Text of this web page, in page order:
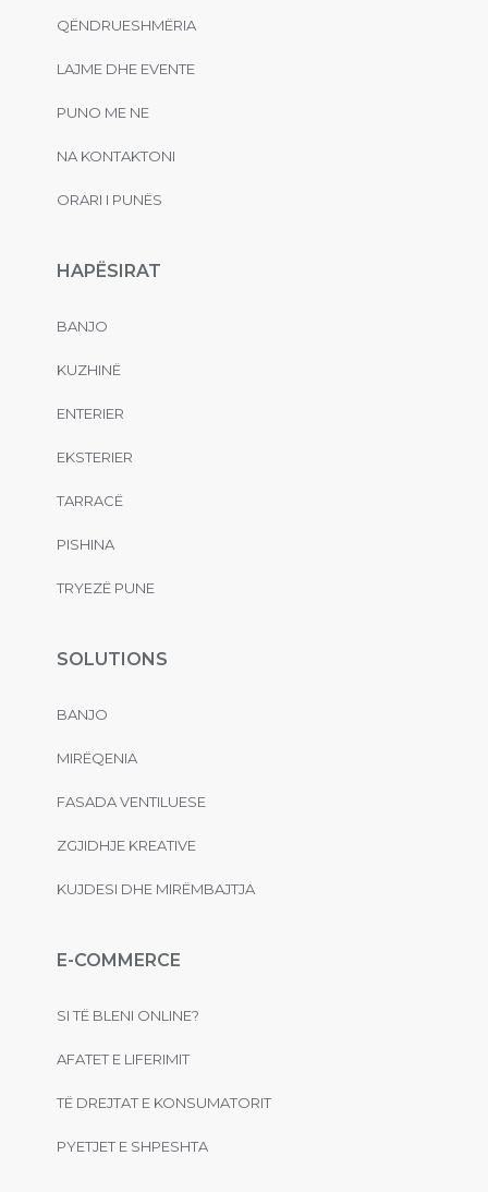
QËNDRUESHMËRIA
LAJME DHE EVENTE
PUNO ME NE
NA KONTAKTONI
ORARI I PUNËS
HAPËSIRAT
BANJO
KUZHINË
ENTERIER
EKSTERIER
TARRACË
PISHINA
TRYEZË PUNE
SOLUTIONS
BANJO
MIRËQENIA
FASADA VENTILUESE
ZGJIDHJE KREATIVE
KUJDESI DHE MIRËMBAJTJA
E-COMMERCE
SI TË BLENI ONLINE?
AFATET E LIFERIMIT
TË DREJTAT E KONSUMATORIT
PYETJET E SHPESHTA